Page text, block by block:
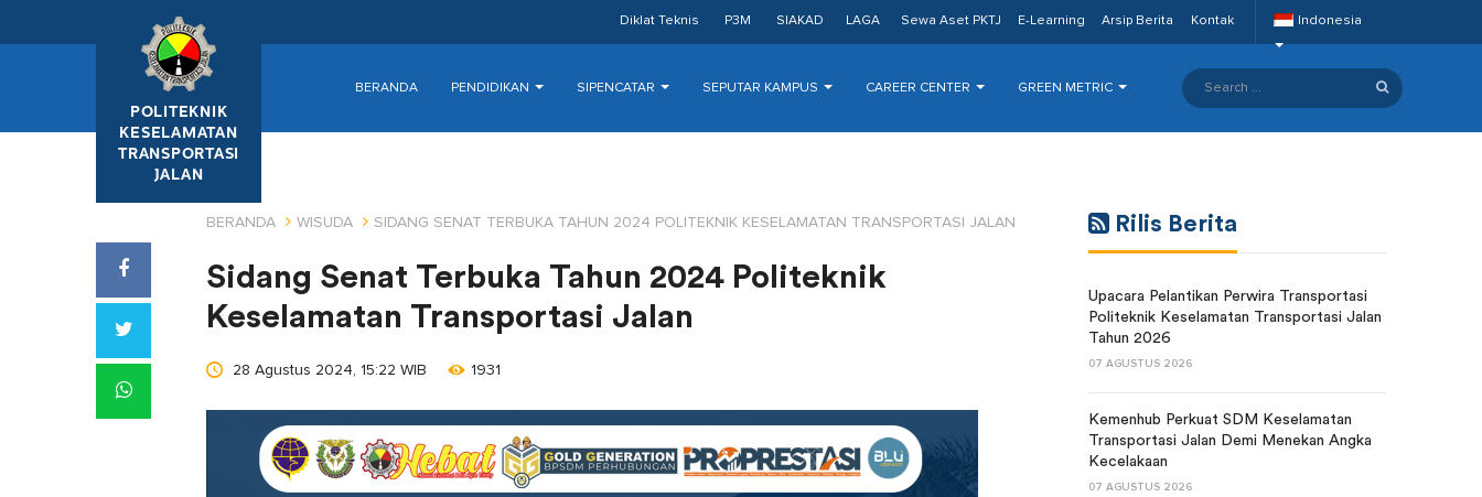
Diklat Teknis P3M SIAKAD LAGA Sewa Aset PKTJ E-Learning Arsip Berita Kontak Indonesia
POLITEKNIK
KESELAMATAN
TRANSPORTASI
JALAN
BERANDA PENDIDIKAN SIPENCATAR SEPUTAR KAMPUS CAREER CENTER GREEN METRIC
BERANDA WISUDA SIDANG SENAT TERBUKA TAHUN 2024 POLITEKNIK KESELAMATAN TRANSPORTASI JALAN
Sidang Senat Terbuka Tahun 2024 Politeknik
Keselamatan Transportasi Jalan
28 Agustus 2024, 15:22 WIB 1931
Rilis Berita
Upacara Pelantikan Perwira Transportasi
Politeknik Keselamatan Transportasi Jalan
Tahun 2026
07 AGUSTUS 2026
Kemenhub Perkuat SDM Keselamatan
Transportasi Jalan Demi Menekan Angka
Kecelakaan
07 AGUSTUS 2026